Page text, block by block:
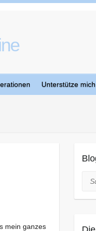
Unterstütze mich
mein ganzes